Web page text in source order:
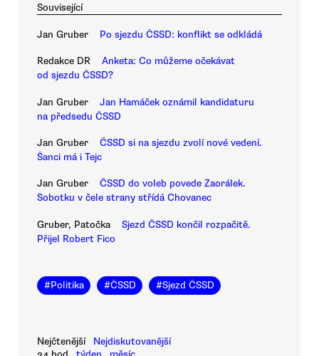
Související
Jan Gruber Po sjezdu ČSSD: konflikt se odkládá
Redakce DR
Anketa: Co můžeme očekávat
od sjezdu ČSSD?
Jan Gruber
Jan Hamáček oznámil kandidaturu
na předsedu ČSSD
Jan Gruber
ČSSD si na sjezdu zvolí nové vedení.
Šanci má i Tejc
Jan Gruber
ČSSD do voleb povede Zaorálek.
Sobotku v čele strany střídá Chovanec
Gruber, Patočka
Sjezd ČSSD končil rozpačitě.
Přijel Robert Fico
#Politika #ČSSD #Sjezd ČSSD
Nejčtenější
Nejdiskutovanější